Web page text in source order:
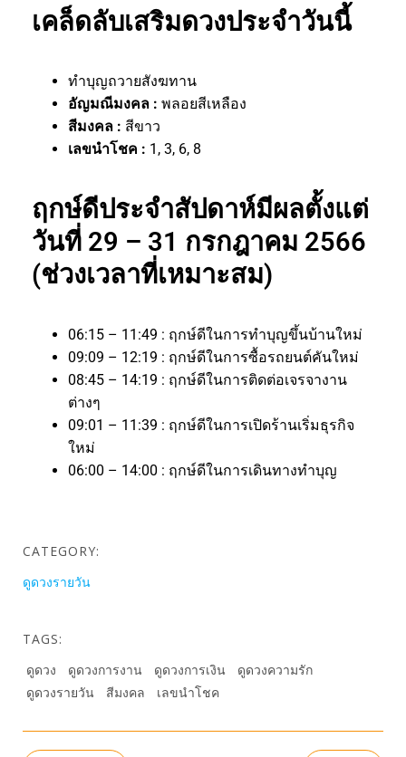
เคล็ดลับเสริมดวงประจำวันนี้
ทำบุญถวายสังฆทาน
อัญมณีมงคล : พลอยสีเหลือง
สีมงคล : สีขาว
เลขนำโชค : 1, 3, 6, 8
ฤกษ์ดีประจำสัปดาห์มีผลตั้งแต่
วันที่ 29 – 31 กรกฎาคม 2566
(ช่วงเวลาที่เหมาะสม)
06:15 – 11:49 : ฤกษ์ดีในการทำบุญขึ้นบ้านใหม่
09:09 – 12:19 : ฤกษ์ดีในการซื้อรถยนต์คันใหม่
08:45 – 14:19 : ฤกษ์ดีในการติดต่อเจรจางาน
ต่างๆ
09:01 – 11:39 : ฤกษ์ดีในการเปิดร้านเริ่มธุรกิจ
ใหม่
06:00 – 14:00 : ฤกษ์ดีในการเดินทางทำบุญ
CATEGORY:
ดูดวงรายวัน
TAGS:
ดูดวง
ดูดวงการงาน ดูดวงการเงิน
ดูดวงความรัก
ดูดวงรายวัน
สีมงคล เลขนำโชค